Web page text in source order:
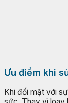
Ưu điểm khi
Khi đối mặt với